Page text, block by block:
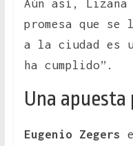
Aún así,
promesa que
a la ciudad es
ha cumplido”.
Una apuesta
Eugenio Zegers